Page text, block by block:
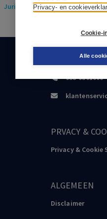
Privacy- en
Cookie-
Alle
Juridisch> Sociaal
088-0301000
PRVACY &
Privacy & Cookie
ALGEMEEN
Disclaimer